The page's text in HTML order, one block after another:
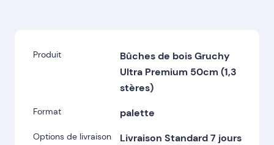
Produit
Bûches de bois Gruchy
Ultra Premium 50cm (1,3
stères)
Format palette
Options de livraison
Livraison Standard 7 jours